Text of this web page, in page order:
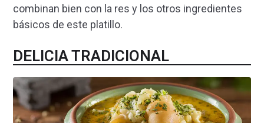
combinan bien con la res y los otros ingredientes
básicos de este platillo.
DELICIA TRADICIONAL